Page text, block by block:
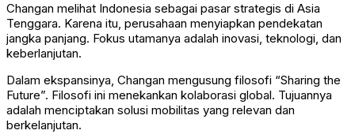
Changan melihat Indonesia sebagai pasar strategis di Asia
Tenggara. Karena itu, perusahaan menyiapkan pendekatan
jangka panjang. Fokus utamanya adalah inovasi, teknologi, dan
keberlanjutan.
Dalam ekspansinya, Changan mengusung filosofi “Sharing the
Future”. Filosofi ini menekankan kolaborasi global. Tujuannya
adalah menciptakan solusi mobilitas yang relevan dan
berkelanjutan.